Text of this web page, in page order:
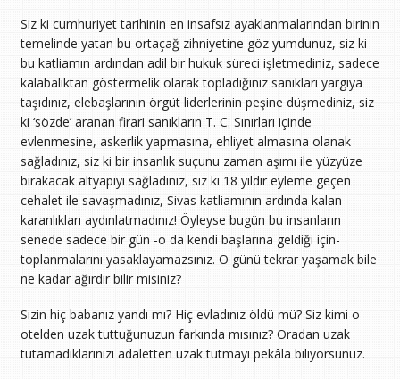
Siz ki cumhuriyet tarihinin en insafsız ayaklanmalarından birinin
temelinde yatan bu ortaçağ zihniyetine göz yumdunuz, siz ki
bu katliamın ardından adil bir hukuk süreci işletmediniz, sadece
kalabalıktan göstermelik olarak topladığınız sanıkları yargıya
taşıdınız, elebaşlarının örgüt liderlerinin peşine düşmediniz, siz
ki ‘sözde’ aranan firari sanıkların T. C. Sınırları içinde
evlenmesine, askerlik yapmasına, ehliyet almasına olanak
sağladınız, siz ki bir insanlık suçunu zaman aşımı ile yüzyüze
bırakacak altyapıyı sağladınız, siz ki 18 yıldır eyleme geçen
cehalet ile savaşmadınız, Sivas katliamının ardında kalan
karanlıkları aydınlatmadınız! Öyleyse bugün bu insanların
senede sadece bir gün -o da kendi başlarına geldiği için-
toplanmalarını yasaklayamazsınız. O günü tekrar yaşamak bile
ne kadar ağırdır bilir misiniz?
Sizin hiç babanız yandı mı? Hiç evladınız öldü mü? Siz kimi o
otelden uzak tuttuğunuzun farkında mısınız? Oradan uzak
tutamadıklarınızı adaletten uzak tutmayı pekâla biliyorsunuz.